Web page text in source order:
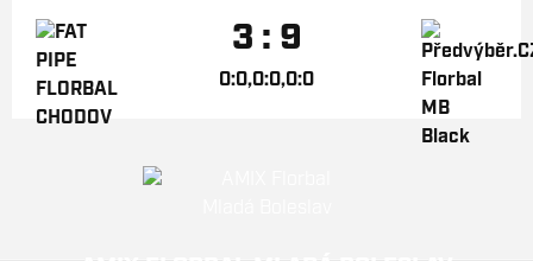
3 : 9
0:0,0:0,0:0